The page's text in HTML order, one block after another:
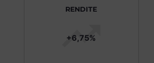
RENDITE
+6,75%